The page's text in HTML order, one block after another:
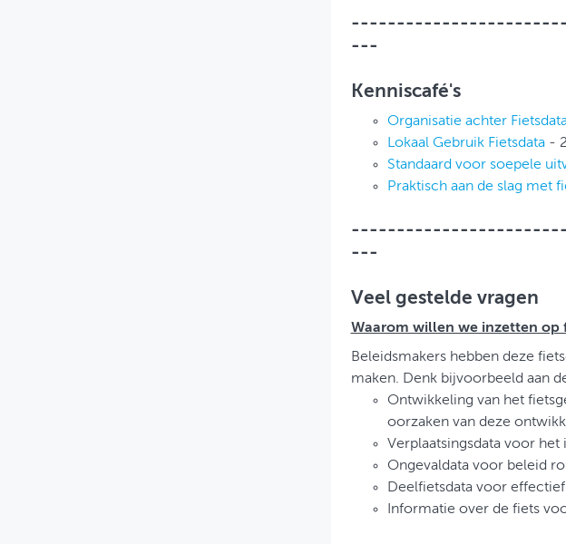
---
Kenniscafé's
Organisatie achter
Lokaal Gebruik Fietsdata-
Standaard voor soepele
Praktisch aan de slag met
---
Veel gestelde vragen
Waarom willen we inzetten op
Beleidsmakers hebben deze
maken. Denk bijvoorbeeld aan
Ontwikkeling van het
oorzaken van deze
Verplaatsingsdata voor
Ongevaldata voor beleid
Deelfietsdata voor
Informatie over de fiets